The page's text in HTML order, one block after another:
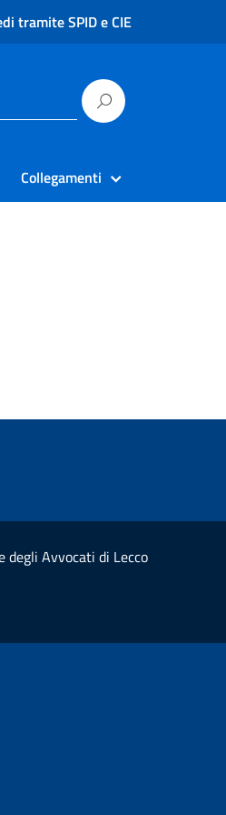
tramite SPID e CIE
Collegamenti
degli Avvocati di Lecco